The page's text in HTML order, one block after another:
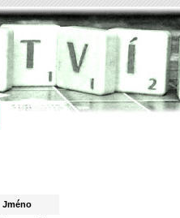
Jméno